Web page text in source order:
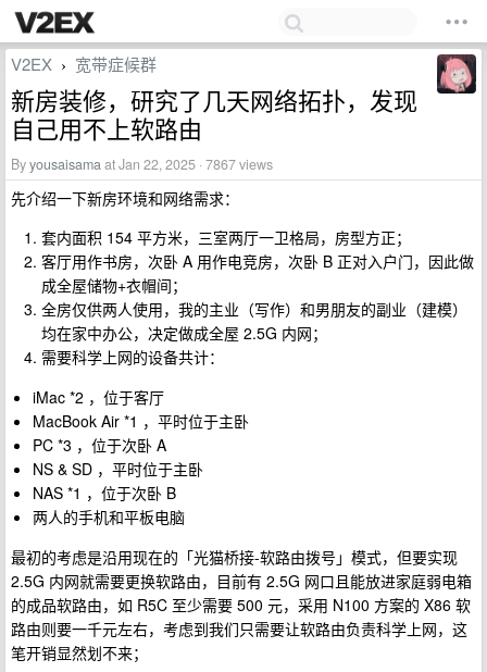
V2EX › 宽带症候群
新房装修，研究了几天网络拓扑，发现
自己用不上软路由
Byyousaisamaat Jan 22, 2025 · 7867 views
先介绍一下新房环境和网络需求：
套内面积 154 平方米，三室两厅一卫格局，房型方正；
客厅用作书房，次卧 A 用作电竞房，次卧 B 正对入户门，因此做
成全屋储物+衣帽间；
全房仅供两人使用，我的主业（写作）和男朋友的副业（建模）
均在家中办公，决定做成全屋 2.5G 内网；
需要科学上网的设备共计：
iMac *2 ，位于客厅
MacBook Air *1 ，平时位于主卧
PC *3 ，位于次卧 A
NS & SD ，平时位于主卧
NAS *1 ，位于次卧 B
两人的手机和平板电脑
最初的考虑是沿用现在的「光猫桥接-软路由拨号」模式，但要实现
2.5G 内网就需要更换软路由，目前有 2.5G 网口且能放进家庭弱电箱
的成品软路由，如 R5C 至少需要 500 元，采用 N100 方案的 X86 软
路由则要一千元左右，考虑到我们只需要让软路由负责科学上网，这
笔开销显然划不来；